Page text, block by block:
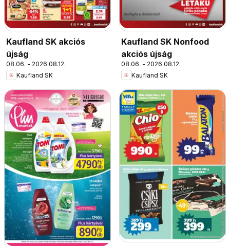
Kaufland SK akciós
újság
08.06. - 2026.08.12.
Kaufland SK
Kaufland SK Nonfood
akciós újság
08.06. - 2026.08.12.
Kaufland SK